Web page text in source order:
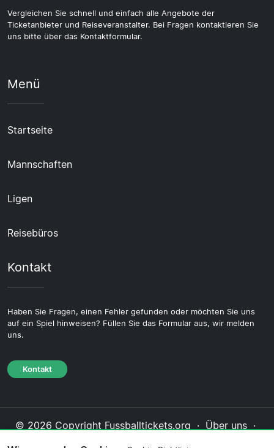
Vergleichen Sie schnell und einfach alle Angebote der
Ticketanbieter und Reiseveranstalter. Bei Fragen kontaktieren Sie
uns bitte über das Kontaktformular.
Menü
Startseite
Mannschaften
Ligen
Reisebüros
Kontakt
Haben Sie Fragen, einen Fehler gefunden oder möchten Sie uns
auf ein Spiel hinweisen? Füllen Sie das Formular aus, wir melden
uns.
Kontakt
© 2026 Copyright Fussballtickets.org · Über uns ·